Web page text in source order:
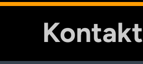
Kontakt